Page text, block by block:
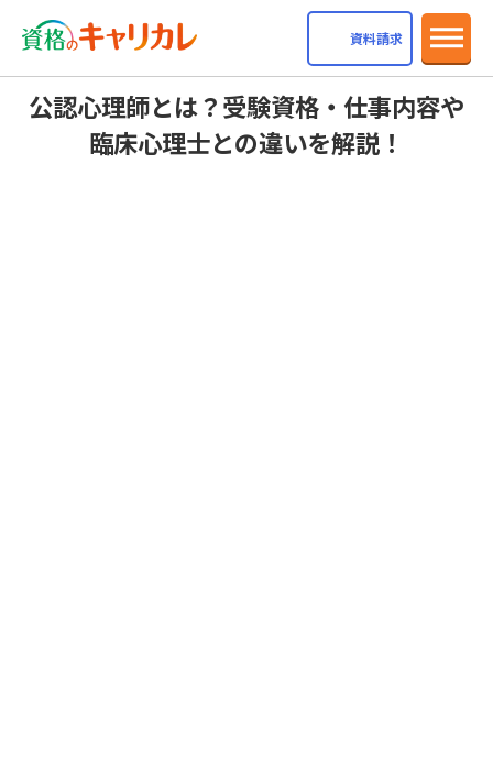
資料請求 dehaze
公認心理師とは？受験資格・仕事内容や
臨床心理士との違いを解説！